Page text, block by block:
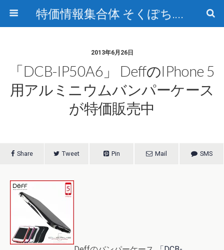
特価情報集合体 そくぽち.com
2013年6月26日
「DCB-IP50A6」 DeffのiPhone 5
用アルミニウムバンパーケース
が特価販売中
Share Tweet Pin Mail SMS